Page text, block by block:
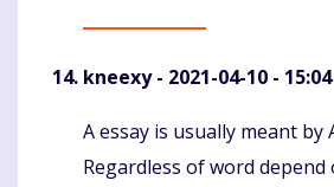
kneexy- 2021-04-10 - 15:04
Komentaras
A essay is usually meant by
Regardless of word